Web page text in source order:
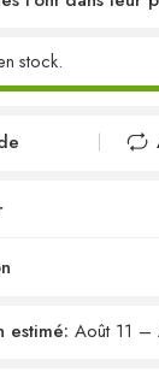
stock.
estimé: Août 11 –